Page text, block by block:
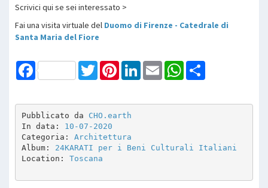
Scrivici qui se sei interessato >
Fai una visita virtuale del Duomo di Firenze - Catedrale di
Santa Maria del Fiore
Facebook TwitterPinterestLinkedInEmail WhatsApp
Pubblicato da CHO.earth
In data: 10-07-2020
Categoria: Architettura
Album: 24KARATI per i Beni Culturali Italiani
Location: Toscana